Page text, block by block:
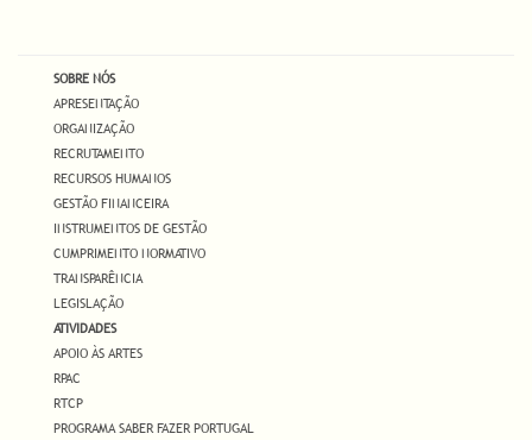
SOBRE NÓS
APRESENTAÇÃO
ORGANIZAÇÃO
RECRUTAMENTO
RECURSOS HUMANOS
GESTÃO FINANCEIRA
INSTRUMENTOS DE GESTÃO
CUMPRIMENTO NORMATIVO
TRANSPARÊNCIA
LEGISLAÇÃO
ATIVIDADES
APOIO ÀS ARTES
RPAC
RTCP
PROGRAMA SABER FAZER PORTUGAL